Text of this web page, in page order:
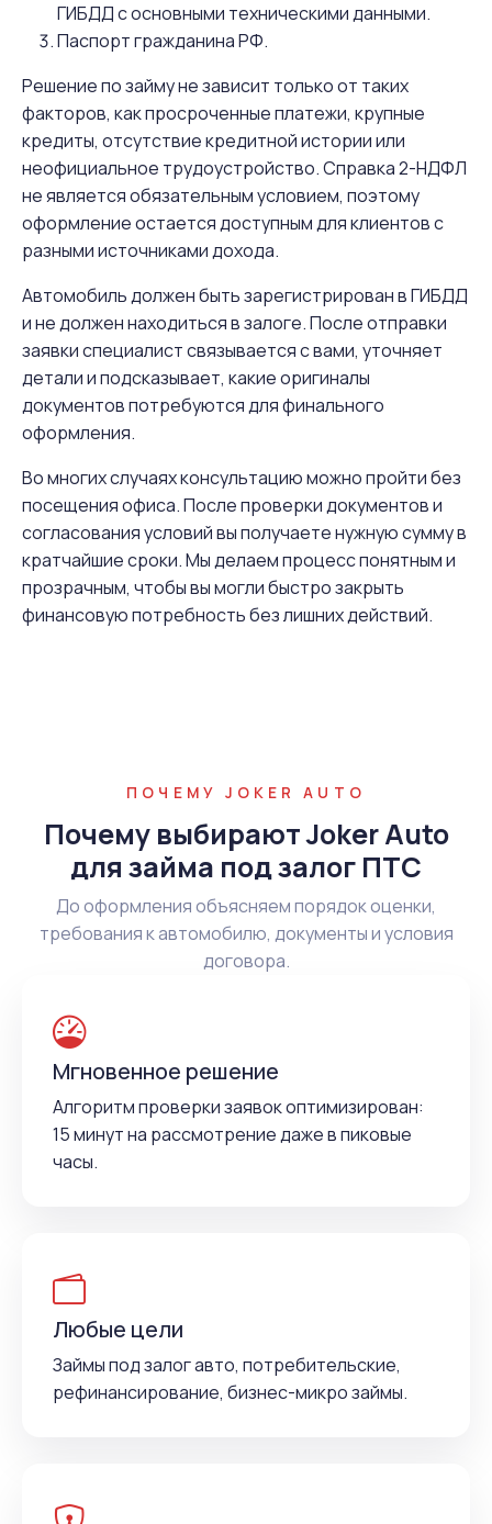
ГИБДД с основными техническими данными.
Паспорт гражданина РФ.
Решение по займу не зависит только от таких
факторов, как просроченные платежи, крупные
кредиты, отсутствие кредитной истории или
неофициальное трудоустройство. Справка 2-НДФЛ
не является обязательным условием, поэтому
оформление остается доступным для клиентов с
разными источниками дохода.
Автомобиль должен быть зарегистрирован в ГИБДД
и не должен находиться в залоге. После отправки
заявки специалист связывается с вами, уточняет
детали и подсказывает, какие оригиналы
документов потребуются для финального
оформления.
Во многих случаях консультацию можно пройти без
посещения офиса. После проверки документов и
согласования условий вы получаете нужную сумму в
кратчайшие сроки. Мы делаем процесс понятным и
прозрачным, чтобы вы могли быстро закрыть
финансовую потребность без лишних действий.
ПОЧЕМУ JOKER AUTO
Почему выбирают Joker Auto
для займа под залог ПТС
До оформления объясняем порядок оценки,
требования к автомобилю, документы и условия
договора.
Мгновенное решение
Алгоритм проверки заявок оптимизирован:
15 минут на рассмотрение даже в пиковые
часы.
Любые цели
Займы под залог авто, потребительские,
рефинансирование, бизнес-микро займы.